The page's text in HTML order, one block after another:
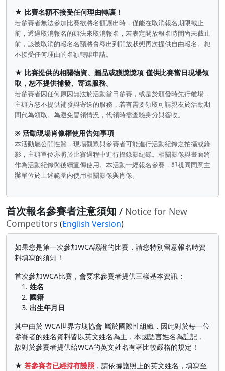
★ 比賽名額不接受任何理由轉讓！
若參賽者無法參加比賽欲將名額讓出時，僅能在取消報名期限截止
前，透過取消報名的辦法來取消報名，若表定開放報名時間尚未截止
前，該被取消的報名名額將會釋出到開放狀態再次提供自由報名。恕
不接受任何理由的名額轉讓申請。
★ 比賽提供的相關物資、贈品或獲獎獎項 僅供比賽當日現場領
取，恕不提供補發、寄送服務。
若參賽者因任何原因無法於活動當日參賽，或是於頒發時先行離場，
主辦方恕不提供補發與寄送的服務，若有需要領取可請親友於活動期
間代為領取。為避免冒領情況，代領時需查驗身分與簽收。
※ 活動現場肖像權使用告知事項
本活動屬公開性質，現場觀眾與參賽者可能進行活動紀錄之拍攝或錄
影，主辦單位亦將於比賽過程中進行攝錄影紀錄。相關影像與畫面將
作為活動紀錄與後續宣傳使用。本活動一經報名參賽，即視同同意主
辦單位於上述範圍內使用相關影像與肖像。
首次報名參賽者注意須知 / Notice for New
Competitors (English Version)
如果您是第一次參加WCA認證的比賽，請您特別留意報名時資
料填寫的須知！
首次參加WCA比賽，會要求參賽者提供三樣基本資訊：
1. 姓名
2. 國籍
3. 出生年月日
其中由於 WCA世界方塊協會 屬於國際性組織，因此對於每一位
參賽者的姓名資料皆以英文姓名為主，本國語言姓名為註記，
故對於參賽者提供給WCA的英文姓名有著比較嚴格的規定！
★ 若參賽者已經持有護照 ，請依據護照上的英文姓名，填寫至